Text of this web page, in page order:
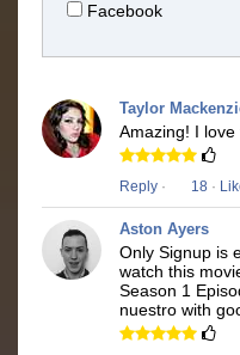
Facebook
Taylor
Amazing! I love
Reply · 18 ·
Aston Ayers
Only Signup is
watch this
Season 1
nuestro with